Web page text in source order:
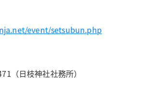
event/setsubun.php
（日枝神社社務所）